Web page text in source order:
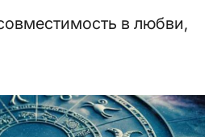
в любви,